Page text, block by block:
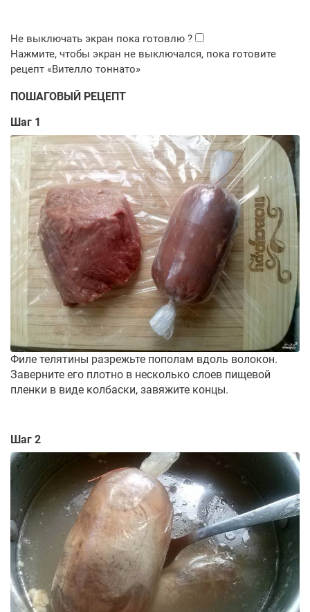
ПОШАГОВЫЙ РЕЦЕПТ
Шаг 1
Филе телятины разрежьте пополам вдоль волокон.
Заверните его плотно в несколько слоев пищевой
пленки в виде колбаски, завяжите концы.
Шаг 2